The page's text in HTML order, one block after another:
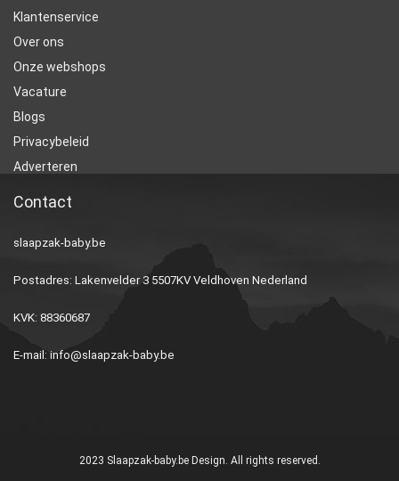
Klantenservice
Over ons
Onze webshops
Vacature
Blogs
Privacybeleid
Adverteren
Contact
slaapzak-baby.be
Postadres: Lakenvelder 3 5507KV Veldhoven Nederland
KVK: 88360687
E-mail: info@slaapzak-baby.be
2023 Slaapzak-baby.be Design. All rights reserved.